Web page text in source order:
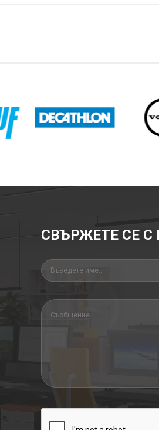
СВЪРЖЕТЕ СЕ С